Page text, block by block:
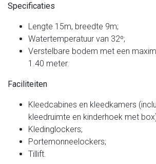
Specificaties
Lengte 15m, breedte 9m;
Watertemperatuur van 32º;
Verstelbare bodem met een
1.40 meter.
Faciliteiten
Kleedcabines en kleedkamers
kleedruimte en kinderhoek met
Kledinglockers;
Portemonneelockers;
Tillift.